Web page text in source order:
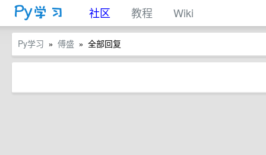
社区 教程 Wiki
Py学习 » 傅盛 » 全部回复